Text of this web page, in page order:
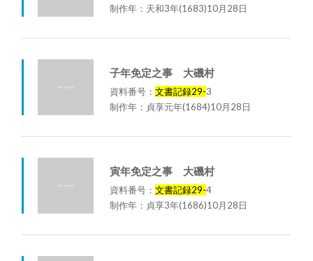
制作年：天和3年(1683)10月28日
子年免定之事 大磯村
資料番号：文書記録29-3
制作年：貞享元年(1684)10月28日
寅年免定之事 大磯村
資料番号：文書記録29-4
制作年：貞享3年(1686)10月28日